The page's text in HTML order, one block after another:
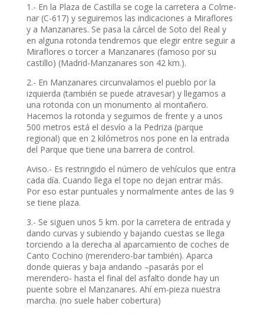
1.- En la Plaza de Castilla se coge la carretera a Colme-
nar (C-617) y seguiremos las indicaciones a Miraflores
y a Manzanares. Se pasa la cárcel de Soto del Real y
en alguna rotonda tendremos que elegir entre seguir a
Miraflores o torcer a Manzanares (famoso por su
castillo) (Madrid-Manzanares son 42 km.).
2.- En Manzanares circunvalamos el pueblo por la
izquierda (también se puede atravesar) y llegamos a
una rotonda con un monumento al montañero.
Hacemos la rotonda y seguimos de frente y a unos
500 metros está el desvío a la Pedriza (parque
regional) que en 2 kilómetros nos pone en la entrada
del Parque que tiene una barrera de control.
Aviso.- Es restringido el número de vehículos que entra
cada día. Cuando llega el tope no dejan entrar más.
Por eso estar puntuales y normalmente antes de las 9
se tiene plaza.
3.- Se siguen unos 5 km. por la carretera de entrada y
dando curvas y subiendo y bajando cuestas se llega
torciendo a la derecha al aparcamiento de coches de
Canto Cochino (merendero-bar también). Aparca
donde quieras y baja andando –pasarás por el
merendero- hasta el final del asfalto donde hay un
puente sobre el Manzanares. Ahí em-pieza nuestra
marcha. (no suele haber cobertura)